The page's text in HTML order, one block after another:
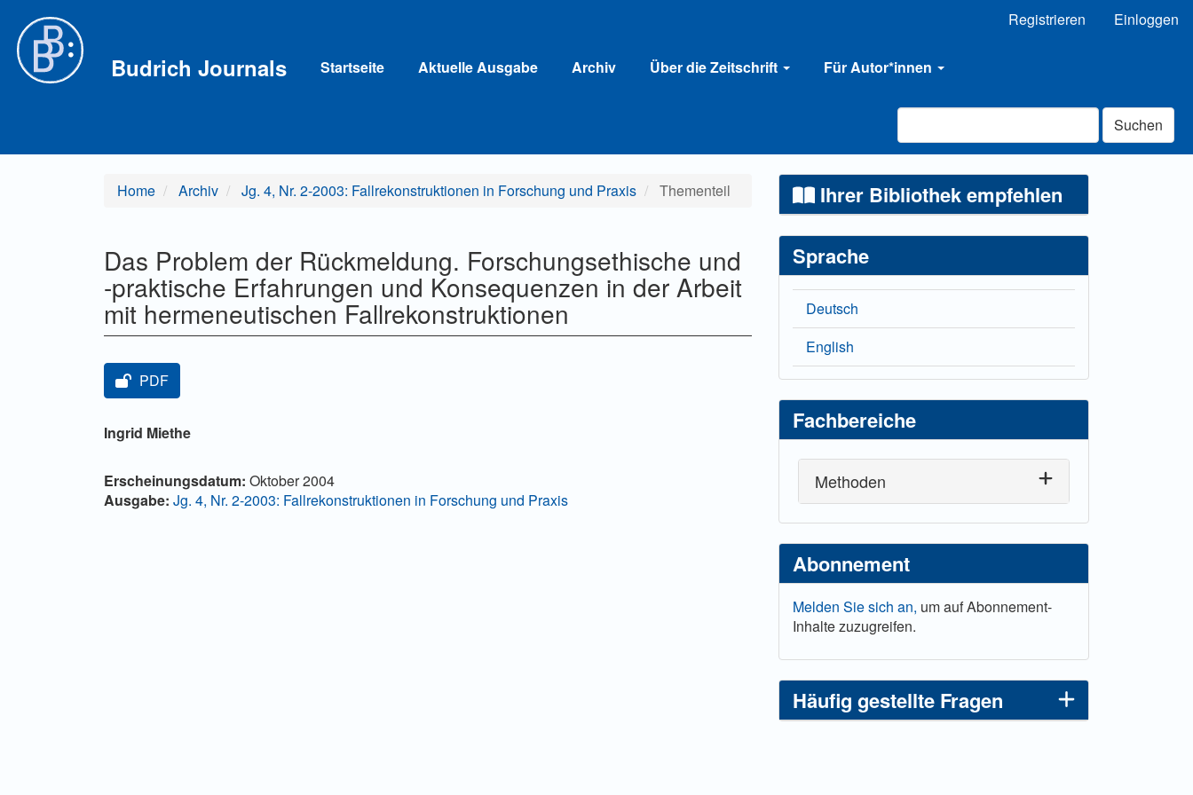
Hauptinhalt
Sidebar
Registrieren Einloggen
Budrich Journals Startseite Aktuelle Ausgabe Archiv Über die Zeitschrift Für Autor*innen
Suchen
Home Archiv Jg. 4, Nr. 2-2003: Fallrekonstruktionen in Forschung und Praxis Thementeil
Das Problem der Rückmeldung. Forschungsethische und
-praktische Erfahrungen und Konsequenzen in der Arbeit
mit hermeneutischen Fallrekonstruktionen
Artikel-Sidebar
PDF
Hauptsächlicher Artikelinhalt
Ingrid Miethe
Artikel-Details
Erscheinungsdatum: Oktober 2004
Ausgabe: Jg. 4, Nr. 2-2003: Fallrekonstruktionen in Forschung und Praxis
Ihrer Bibliothek empfehlen
Sprache
Deutsch
English
Fachbereiche
Methoden
Abonnement
Melden Sie sich an, um auf Abonnement-
Inhalte zuzugreifen.
Häufig gestellte Fragen